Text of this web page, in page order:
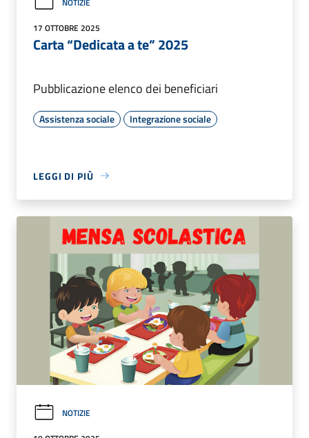
17 OTTOBRE 2025
Carta “Dedicata a te” 2025
Pubblicazione elenco dei beneficiari
Assistenza sociale Integrazione sociale
LEGGI DI PIÙ
NOTIZIE